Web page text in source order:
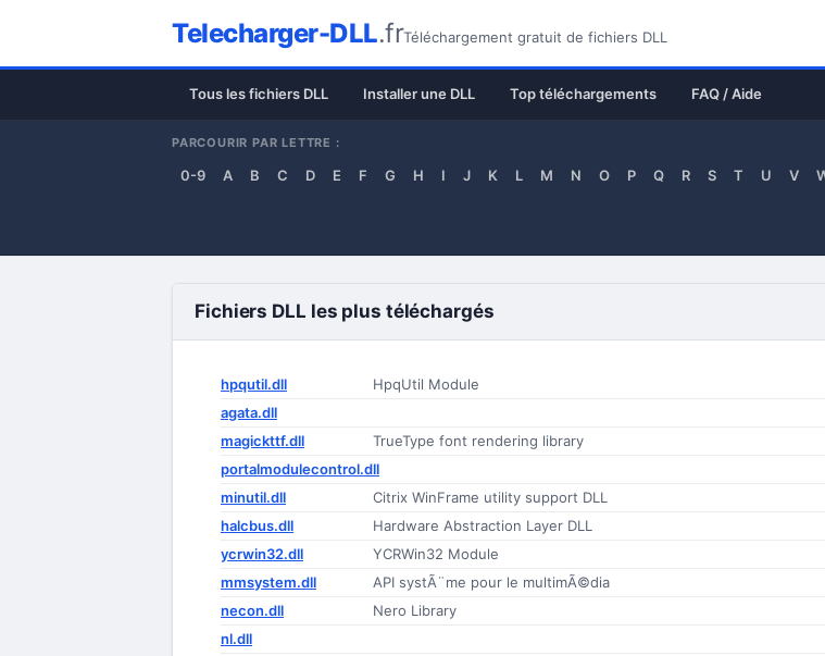
Telecharger-DLL.frTéléchargement gratuit de fichiers DLL
Tous les fichiers DLL Installer une DLL Top téléchargements FAQ / Aide
PARCOURIR PAR LETTRE :
0-9 A B C D E F G H I J K L M N O P Q R S T U V
Fichiers DLL les plus téléchargés
hpqutil.dll HpqUtil Module
agata.dll
magickttf.dll TrueType font rendering library
portalmodulecontrol.dll
minutil.dll Citrix WinFrame utility support DLL
halcbus.dll Hardware Abstraction Layer DLL
ycrwin32.dll YCRWin32 Module
mmsystem.dll API systÃ¨me pour le multimÃ©dia
necon.dll Nero Library
nl.dll